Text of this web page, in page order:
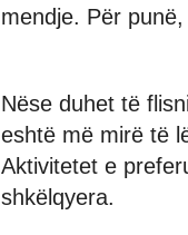
mendje. Për
Nëse duhet të
eshtë më mirë të
Aktivitetet e
shkëlqyera.